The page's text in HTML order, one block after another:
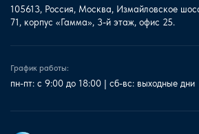
105613, Россия, Москва, Измайловское
71, корпус «Гамма», 3-й этаж, офис 25.
График работы:
пн-пт: с 9:00 до 18:00 | сб-вс: выходные дни